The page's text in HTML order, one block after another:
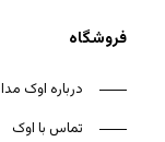
فروشگاه
درباره اوک مدا
تماس با اوک